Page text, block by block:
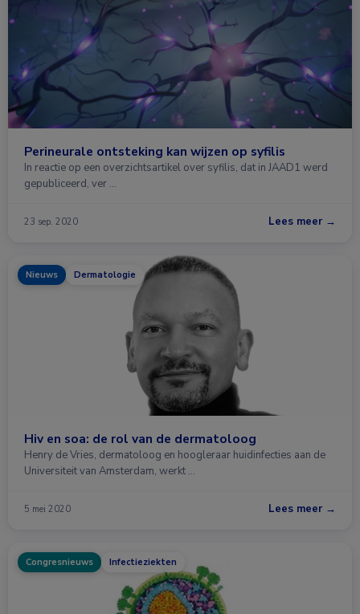
Perineurale ontsteking kan wijzen op syfilis
In reactie op een overzichtsartikel over syfilis, dat in JAAD1 werd
gepubliceerd, ver …
23 sep. 2020 Lees meer →
Nieuws Dermatologie
Hiv en soa: de rol van de dermatoloog
Henry de Vries, dermatoloog en hoogleraar huidinfecties aan de
Universiteit van Amsterdam, werkt …
5 mei 2020 Lees meer →
Congresnieuws Infectieziekten